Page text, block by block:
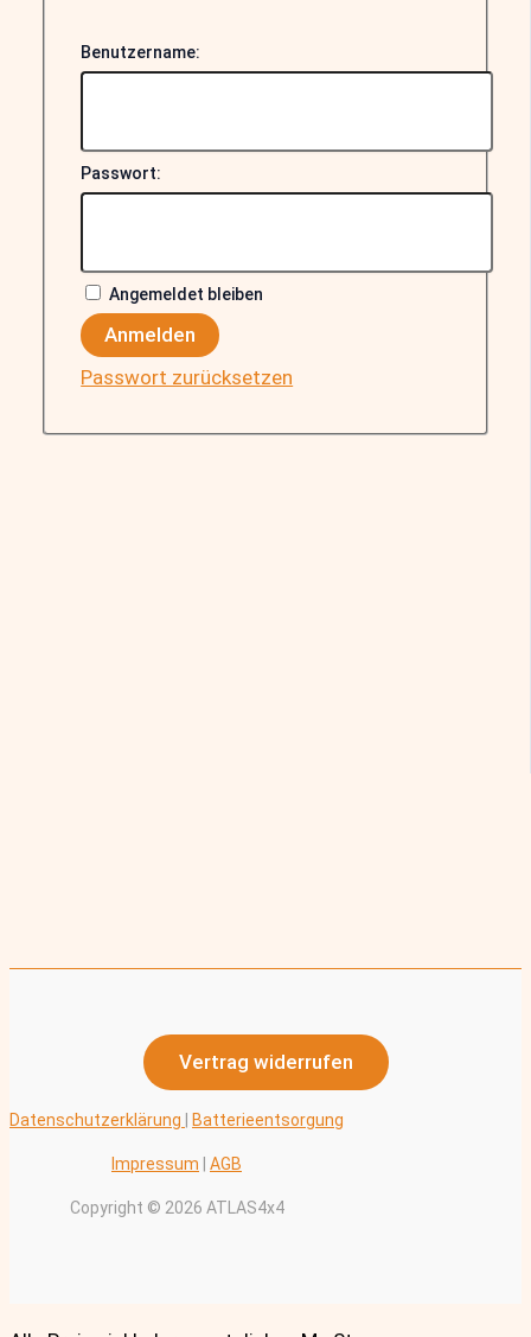
Benutzername:
Passwort:
Angemeldet bleiben
Anmelden
Passwort zurücksetzen
Vertrag widerrufen
Datenschutzerklärung Batterieentsorgung
Impressum AGB
Copyright © 2026 ATLAS4x4